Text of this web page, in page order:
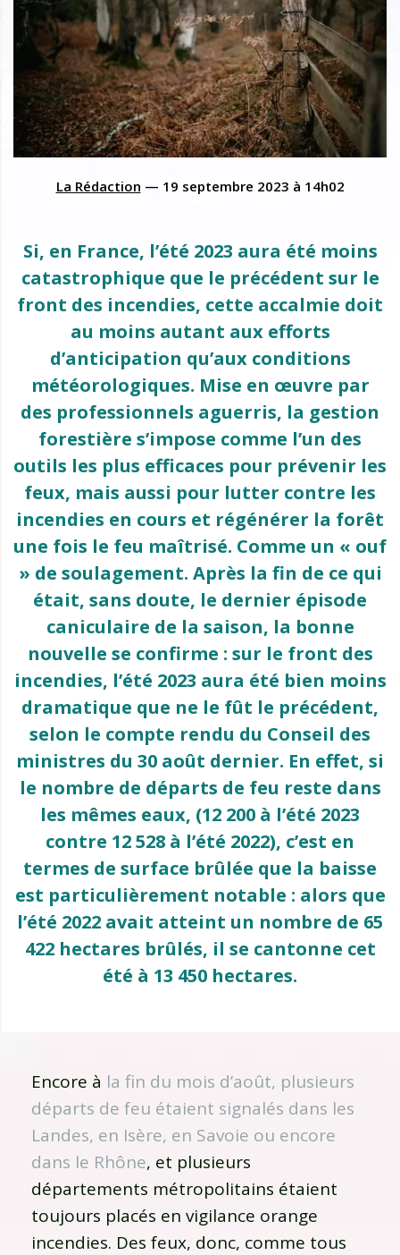
La Rédaction — 19 septembre 2023 à 14h02
Si, en France, l’été 2023 aura été moins
catastrophique que le précédent sur le
front des incendies, cette accalmie doit
au moins autant aux efforts
d’anticipation qu’aux conditions
météorologiques. Mise en œuvre par
des professionnels aguerris, la gestion
forestière s’impose comme l’un des
outils les plus efficaces pour prévenir les
feux, mais aussi pour lutter contre les
incendies en cours et régénérer la forêt
une fois le feu maîtrisé. Comme un « ouf
» de soulagement. Après la fin de ce qui
était, sans doute, le dernier épisode
caniculaire de la saison, la bonne
nouvelle se confirme : sur le front des
incendies, l’été 2023 aura été bien moins
dramatique que ne le fût le précédent,
selon le compte rendu du Conseil des
ministres du 30 août dernier. En effet, si
le nombre de départs de feu reste dans
les mêmes eaux, (12 200 à l’été 2023
contre 12 528 à l’été 2022), c’est en
termes de surface brûlée que la baisse
est particulièrement notable : alors que
l’été 2022 avait atteint un nombre de 65
422 hectares brûlés, il se cantonne cet
été à 13 450 hectares.
Encore à la fin du mois d’août, plusieurs
départs de feu étaient signalés dans les
Landes, en Isère, en Savoie ou encore
dans le Rhône, et plusieurs
départements métropolitains étaient
toujours placés en vigilance orange
incendies. Des feux, donc, comme tous